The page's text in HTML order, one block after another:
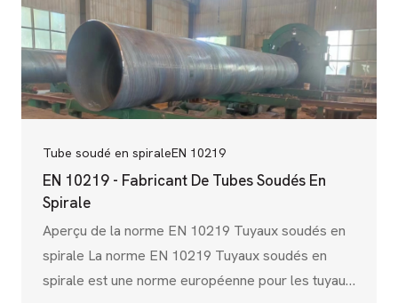
présentent une résistance mécanique, une
résistance à la corrosion et une capacité à
supporter la pression élevées. L'ISO 3183
couvre&#8230 ;
Tube soudé en spiraleEN 10219
EN 10219 - Fabricant De Tubes Soudés En
Spirale
Aperçu de la norme EN 10219 Tuyaux soudés en
spirale La norme EN 10219 Tuyaux soudés en
spirale est une norme européenne pour les tuyaux